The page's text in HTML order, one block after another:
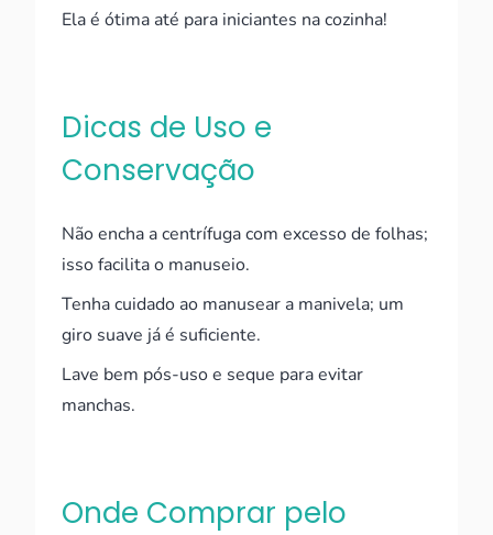
Ela é ótima até para iniciantes na cozinha!
Dicas de Uso e
Conservação
Não encha a centrífuga com excesso de folhas;
isso facilita o manuseio.
Tenha cuidado ao manusear a manivela; um
giro suave já é suficiente.
Lave bem pós-uso e seque para evitar
manchas.
Onde Comprar pelo